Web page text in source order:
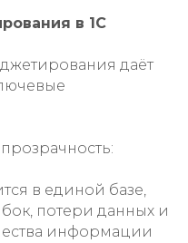
в 1С
даёт
в единой базе,
потери данных и
информации